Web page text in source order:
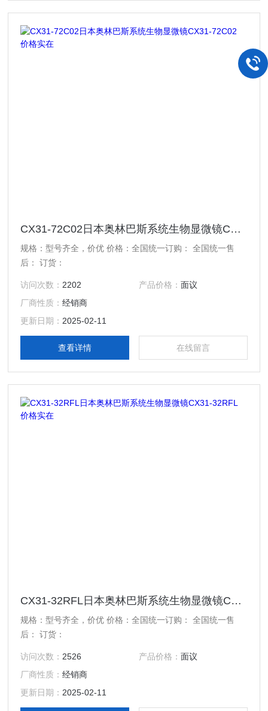
CX31-72C02日本奥林巴斯系统生物显微镜CX31-72C02 价格实在
规格：型号齐全，价优 价格：全国统一订购： 全国统一售
后： 订货：
访问次数： 2202 产品价格： 面议
厂商性质：经销商
更新日期： 2025-02-11
查看详情 在线留言
CX31-32RFL日本奥林巴斯系统生物显微镜CX31-32RFL 价格实在
规格：型号齐全，价优 价格：全国统一订购： 全国统一售
后： 订货：
访问次数： 2526 产品价格： 面议
厂商性质：经销商
更新日期： 2025-02-11